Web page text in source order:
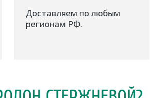
Доставляем по любым
регионам РФ.